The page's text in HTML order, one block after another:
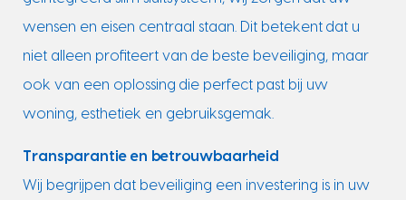
wensen en eisen centraal staan. Dit betekent dat u
niet alleen profiteert van de beste beveiliging, maar
ook van een oplossing die perfect past bij uw
woning, esthetiek en gebruiksgemak.
Transparantie en betrouwbaarheid
Wij begrijpen dat beveiliging een investering is in uw